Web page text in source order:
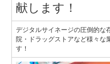
献します！
デジタルサイネージの圧倒的な
院・ドラッグストアなど様々な
す！